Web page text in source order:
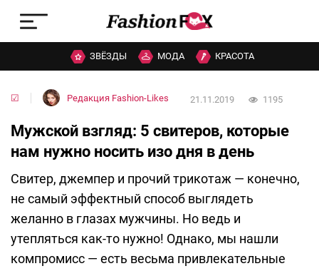
ЗВЁЗДЫ МОДА КРАСОТА
☑ Редакция Fashion-Likes 21.11.2019 1195
Мужской взгляд: 5 свитеров, которые
нам нужно носить изо дня в день
Свитер, джемпер и прочий трикотаж — конечно,
не самый эффектный способ выглядеть
желанно в глазах мужчины. Но ведь и
утепляться как-то нужно! Однако, мы нашли
компромисс — есть весьма привлекательные